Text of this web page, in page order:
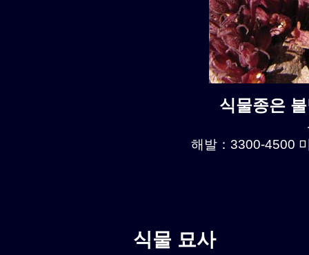
식물종은
해발：3300-4500
식물 묘사